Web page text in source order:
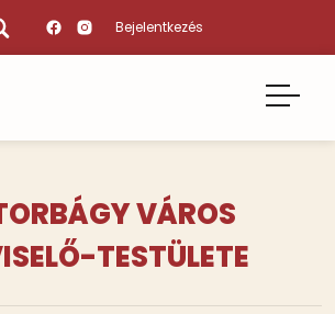
Bejelentkezés
VÁROS
TESTÜLETE